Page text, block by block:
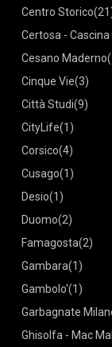
Centro Storico
Certosa -
Cesano Maderno
Cinque Vie(3)
Città Studi(9)
CityLife(1)
Corsico(4)
Cusago(1)
Desio(1)
Duomo(2)
Famagosta(2)
Gambara(1)
Gambolo'(1)
Garbagnate
Ghisolfa - Mac